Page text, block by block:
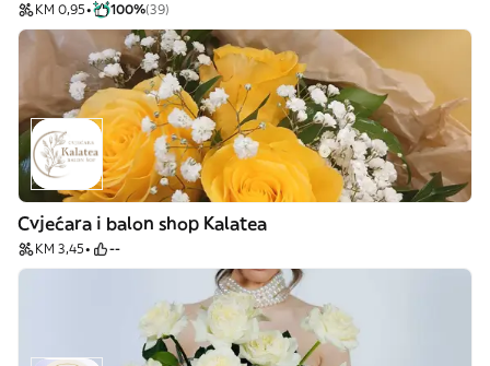
KM 0,95 100%(39)
Cvjećara i balon shop Kalatea
KM 3,45 --